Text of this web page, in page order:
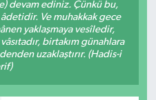
devam ediniz. Çünkü bu,
Ve muhakkak gece
yaklaşmaya vesîledir,
birtakım günahlara
uzaklaştırır. (Hadis-i